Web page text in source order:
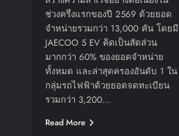
ช่วงครึ่งแรกของปี 2569 ด้วยยอด
จำหน่ายรวมกว่า 13,000 คัน โดยมี
JAECOO 5 EV คิดเป็นสัดส่วน
มากกว่า 60% ของยอดจำหน่าย
ทั้งหมด และล่าสุดครองอันดับ 1 ใน
กลุ่มรถไฟฟ้าด้วยยอดจดทะเบียน
รวมกว่า 3,200…
Read More